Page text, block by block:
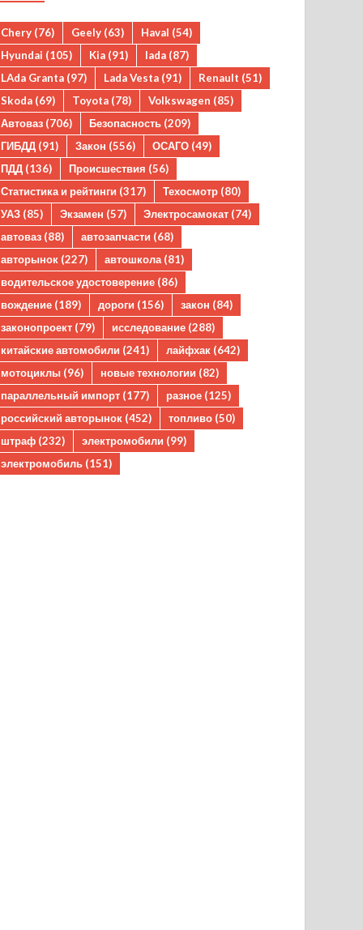
Chery (76) Geely (63) Haval (54)
Hyundai (105) Kia (91) lada (87)
LAda Granta (97) Lada Vesta (91) Renault (51)
Skoda (69) Toyota (78) Volkswagen (85)
Автоваз (706) Безопасность (209)
ГИБДД (91) Закон (556) ОСАГО (49)
ПДД (136) Происшествия (56)
Статистика и рейтинги (317) Техосмотр (80)
УАЗ (85) Экзамен (57) Электросамокат (74)
автоваз (88) автозапчасти (68)
авторынок (227) автошкола (81)
водительское удостоверение (86)
вождение (189) дороги (156) закон (84)
законопроект (79) исследование (288)
китайские автомобили (241) лайфхак (642)
мотоциклы (96) новые технологии (82)
параллельный импорт (177) разное (125)
российский авторынок (452) топливо (50)
штраф (232) электромобили (99)
электромобиль (151)